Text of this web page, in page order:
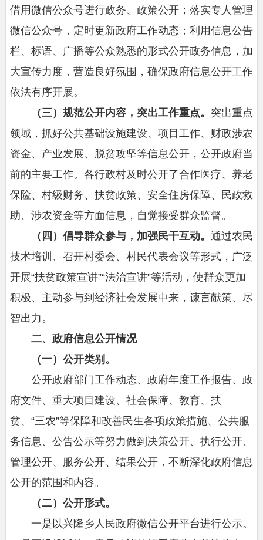
借用微信公众号进行政务、政策公开；落实专人管理
微信公众号，定时更新政府工作动态；利用信息公告
栏、标语、广播等公众熟悉的形式公开政务信息，加
大宣传力度，营造良好氛围，确保政府信息公开工作
依法有序开展。
（三）规范公开内容，突出工作重点。 突出重点
领域，抓好公共基础设施建设、项目工作、财政涉农
资金、产业发展、脱贫攻坚等信息公开，公开政府当
前的主要工作。各行政村及时公开了合作医疗、养老
保险、村级财务、扶贫政策、安全住房保障、民政救
助、涉农资金等方面信息，自觉接受群众监督。
（四）倡导群众参与，加强民干互动。 通过农民
技术培训、召开村委会、村民代表会议等形式，广泛
开展“扶贫政策宣讲”“法治宣讲”等活动，使群众更加
积极、主动参与到经济社会发展中来，谏言献策、尽
智出力。
二、政府信息公开情况
（一）公开类别。
公开政府部门工作动态、政府年度工作报告、政
府文件、重大项目建设、社会保障、教育、扶
贫、“三农”等保障和改善民生各项政策措施、公共服
务信息、公告公示等努力做到决策公开、执行公开、
管理公开、服务公开、结果公开，不断深化政府信息
公开的范围和内容。
（二）公开形式。
一是以兴隆乡人民政府微信公开平台进行公示。